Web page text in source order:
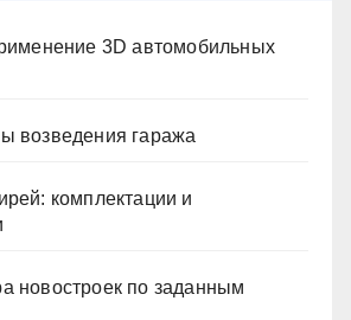
3D автомобильных
возведения гаража
комплектации и
новостроек по заданным